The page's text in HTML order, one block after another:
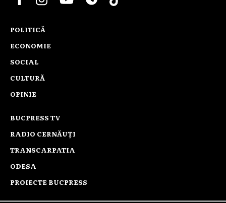
POLITICĂ
ECONOMIE
SOCIAL
CULTURĂ
OPINIE
BUCPRESS TV
RADIO CERNĂUȚI
TRANSCARPATIA
ODESA
PROIECTE BUCPRESS